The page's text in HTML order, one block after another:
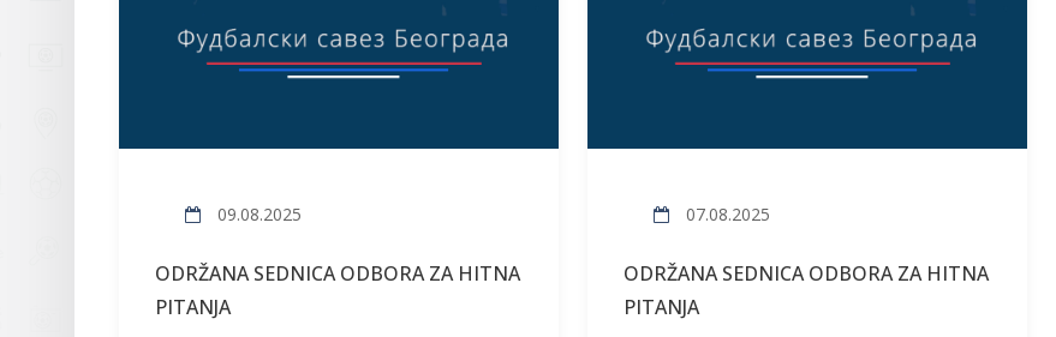
09.08.2025
ODRŽANA SEDNICA ODBORA ZA HITNA
PITANJA
07.08.2025
ODRŽANA SEDNICA ODBORA ZA HITNA
PITANJA